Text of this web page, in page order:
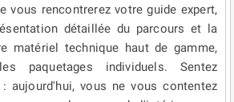
vous rencontrerez votre guide expert,
détaillée du parcours et la
matériel technique haut de gamme,
paquetages individuels. Sentez
aujourd'hui, vous ne vous contentez